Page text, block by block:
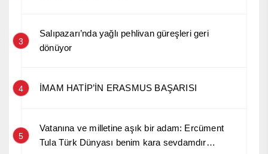
3
Salıpazarı’nda yağlı pehlivan güreşleri geri
dönüyor
4 İMAM HATİP’İN ERASMUS BAŞARISI
5
Vatanına ve milletine aşık bir adam: Ercüment
Tula Türk Dünyası benim kara sevdamdır…